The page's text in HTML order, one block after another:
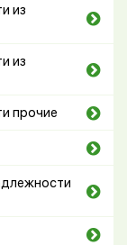
из
из
прочие